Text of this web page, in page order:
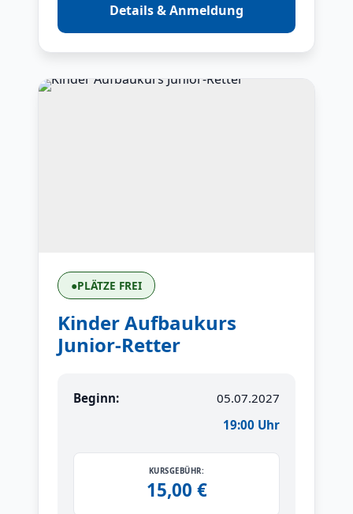
Details & Anmeldung
●PLÄTZE FREI
Kinder Aufbaukurs
Junior-Retter
Beginn:
05.07.2027
19:00 Uhr
KURSGEBÜHR:
15,00 €